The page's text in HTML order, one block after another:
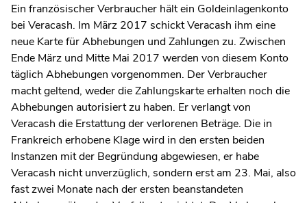
Ein französischer Verbraucher hält ein Goldeinlagenkonto
bei Veracash. Im März 2017 schickt Veracash ihm eine
neue Karte für Abhebungen und Zahlungen zu. Zwischen
Ende März und Mitte Mai 2017 werden von diesem Konto
täglich Abhebungen vorgenommen. Der Verbraucher
macht geltend, weder die Zahlungskarte erhalten noch die
Abhebungen autorisiert zu haben. Er verlangt von
Veracash die Erstattung der verlorenen Beträge. Die in
Frankreich erhobene Klage wird in den ersten beiden
Instanzen mit der Begründung abgewiesen, er habe
Veracash nicht unverzüglich, sondern erst am 23. Mai, also
fast zwei Monate nach der ersten beanstandeten